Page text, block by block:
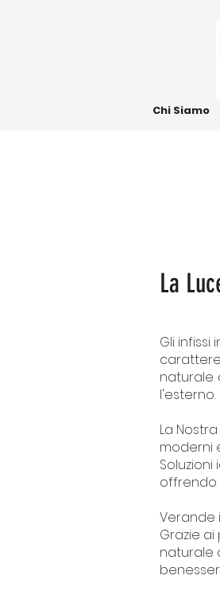
Chi Siamo
La
Gli
naturale
l'esterno.
La
moderni
offrendo
Verande
Grazie
naturale